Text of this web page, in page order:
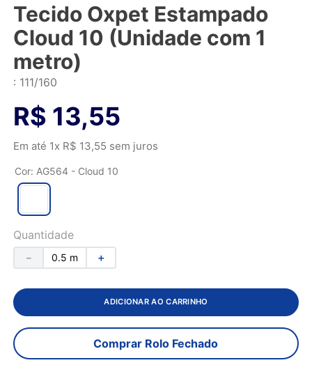
Tecido Oxpet Estampado
Cloud 10 (Unidade com 1
metro)
: 111/160
R$ 13,55
Em até 1x R$ 13,55 sem juros
Cor: AG564 - Cloud 10
Quantidade
＋
－
ADICIONAR AO CARRINHO
Comprar Rolo Fechado